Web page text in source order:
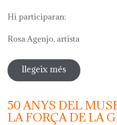
Hi participaran:
Rosa Agenjo, artista
llegeix més sobre rosa
ceràmiques
50 ANYS DEL
LA FORÇA DE LA